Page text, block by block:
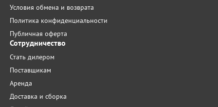
Условия обмена и возврата
Политика конфиденциальности
Публичная оферта
Сотрудничество
Стать дилером
Поставщикам
Аренда
Доставка и сборка